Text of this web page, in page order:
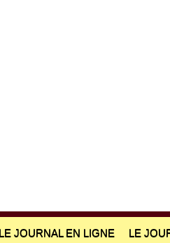
LE
LE JOURNAL EN LIGNE